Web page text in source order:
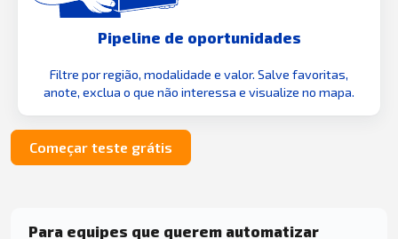
Pipeline de oportunidades
Filtre por região, modalidade e valor. Salve favoritas,
anote, exclua o que não interessa e visualize no mapa.
Começar teste grátis
Para equipes que querem automatizar